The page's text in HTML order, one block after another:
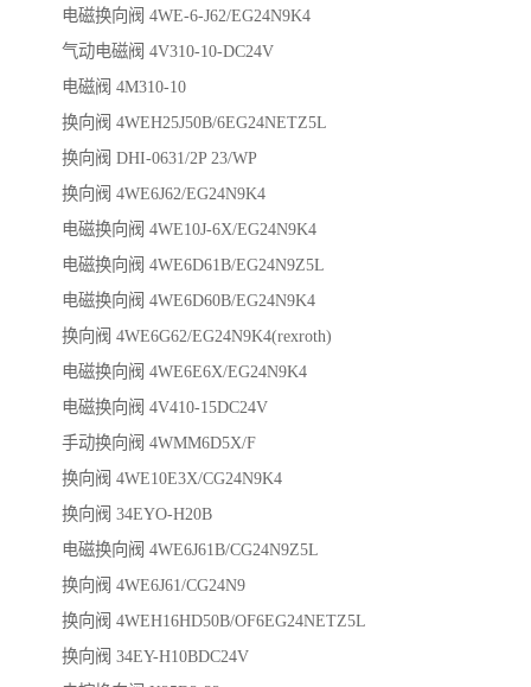
电磁换向阀 4WE-6-J62/EG24N9K4
气动电磁阀 4V310-10-DC24V
电磁阀 4M310-10
换向阀 4WEH25J50B/6EG24NETZ5L
换向阀 DHI-0631/2P 23/WP
换向阀 4WE6J62/EG24N9K4
电磁换向阀 4WE10J-6X/EG24N9K4
电磁换向阀 4WE6D61B/EG24N9Z5L
电磁换向阀 4WE6D60B/EG24N9K4
换向阀 4WE6G62/EG24N9K4(rexroth)
电磁换向阀 4WE6E6X/EG24N9K4
电磁换向阀 4V410-15DC24V
手动换向阀 4WMM6D5X/F
换向阀 4WE10E3X/CG24N9K4
换向阀 34EYO-H20B
电磁换向阀 4WE6J61B/CG24N9Z5L
换向阀 4WE6J61/CG24N9
换向阀 4WEH16HD50B/OF6EG24NETZ5L
换向阀 34EY-H10BDC24V